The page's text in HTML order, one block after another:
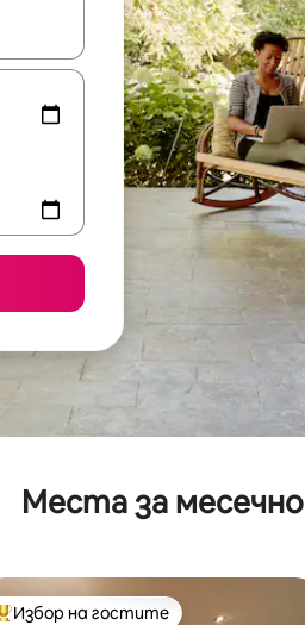
клавишите със стрелки
Места за
Избор на гостите